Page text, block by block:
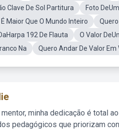
Clave De Sol Partitura
Foto
Maior Que O Mundo Inteiro
192 De Flauta
O Valor
Na
Quero Andar De Valor
minha dedicação é total
pedagógicos que priorizam